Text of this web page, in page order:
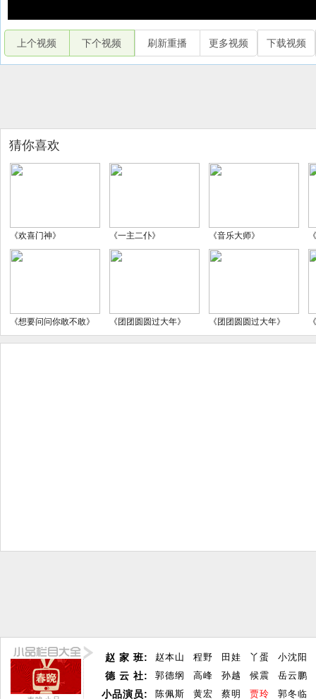
上个视频 下个视频 刷新重播 更多视频 下载视频
猜你喜欢
《欢喜门神》 《一主二仆》 《音乐大师》
《想要问问你敢不敢》 《团团圆圆过大年》 《团团圆圆过大年》
赵 家 班:
德 云 社:
小品演员:
赵本山 程野 田娃 丫蛋
小沈阳
郭德纲
高峰 孙越 候震
岳云鹏
陈佩斯
黄宏 蔡明 贾玲 郭冬临